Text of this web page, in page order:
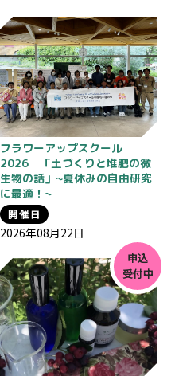
フラワーアップスクール
2026 「土づくりと堆肥の微
生物の話」~夏休みの自由研究
に最適！~
開催日
2026年08月22日
申込
受付中